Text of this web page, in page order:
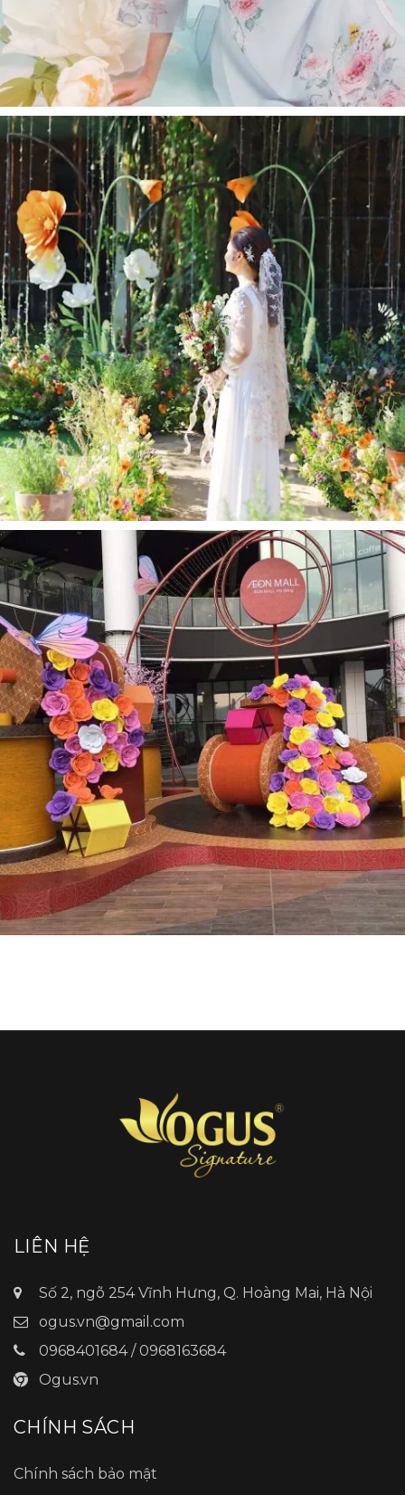
OGUS X JOLI DESIGN - SET ÁO DÀI TRANG
NHÃ TRONG RỪNG HOA MẪU ĐƠN OGUS
OGUS X THÁNG 12 WEDDING - RỰC RỠ HOA
ANH TÚC KHỔNG LỒ OGUS CHÚC PHÚC
CHO CẶP ĐÔI THÁNG 10
LIÊN HỆ
Số 2, ngõ 254 Vĩnh Hưng, Q. Hoàng Mai, Hà Nội
ogus.vn@gmail.com
0968401684 / 0968163684
Ogus.vn
CHÍNH SÁCH
Chính sách bảo mật